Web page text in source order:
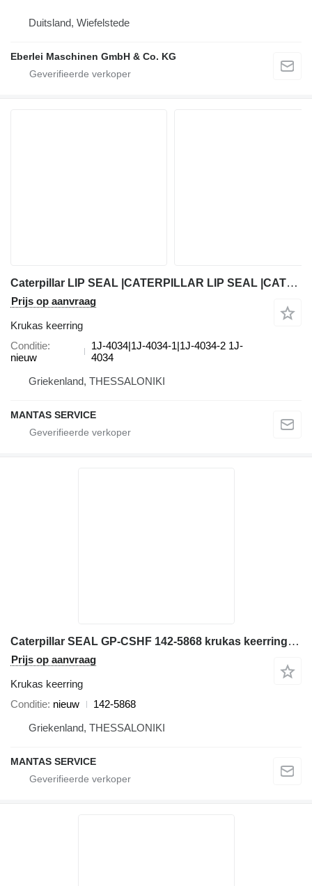
Duitsland, Wiefelstede
Eberlei Maschinen GmbH & Co. KG
Caterpillar LIP SEAL |CATERPILLAR LIP SEAL |CATERPILLAR LIP SEAL 1J-4034|1J-4034-1|1J-4034-2 krukas keerring voor Caterpillar bouwmachines
Prijs op aanvraag
Krukas keerring
Conditie
nieuw
1J-4034|1J-4034-1|1J-4034-2 1J-
4034
Griekenland, THESSALONIKI
MANTAS SERVICE
Caterpillar SEAL GP-CSHF 142-5868 krukas keerring voor Caterpillar bouwmachines
Prijs op aanvraag
Krukas keerring
Conditie nieuw
142-5868
Griekenland, THESSALONIKI
MANTAS SERVICE